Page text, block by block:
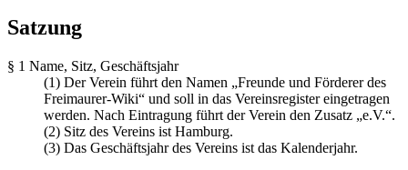
Satzung
§ 1 Name, Sitz, Geschäftsjahr
(1) Der Verein führt den Namen „Freunde und Förderer des
Freimaurer-Wiki“ und soll in das Vereinsregister eingetragen
werden. Nach Eintragung führt der Verein den Zusatz „e.V.“.
(2) Sitz des Vereins ist Hamburg.
(3) Das Geschäftsjahr des Vereins ist das Kalenderjahr.